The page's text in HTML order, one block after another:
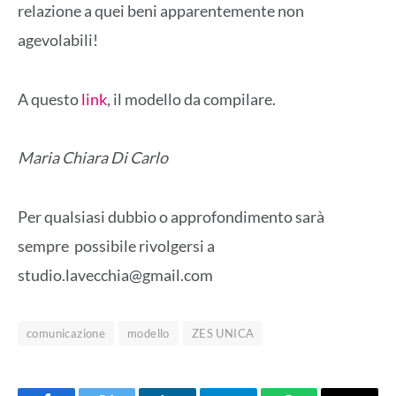
relazione a quei beni apparentemente non
agevolabili!
A questolink, il modello da compilare.
Maria Chiara Di Carlo
Per qualsiasi dubbio o approfondimento sarà
sempre possibile rivolgersi a
studio.lavecchia@gmail.com
comunicazione modello ZES UNICA